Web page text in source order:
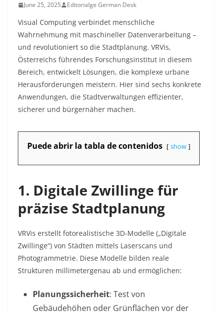
June 25, 2025 Editorialge German Desk
Visual Computing verbindet menschliche
Wahrnehmung mit maschineller Datenverarbeitung –
und revolutioniert so die Stadtplanung. VRVis,
Österreichs führendes Forschungsinstitut in diesem
Bereich, entwickelt Lösungen, die komplexe urbane
Herausforderungen meistern. Hier sind sechs konkrete
Anwendungen, die Stadtverwaltungen effizienter,
sicherer und bürgernäher machen.
Puede abrir la tabla de contenidos show
1. Digitale Zwillinge für
präzise Stadtplanung
VRVis erstellt fotorealistische 3D-Modelle („Digitale
Zwillinge“) von Städten mittels Laserscans und
Photogrammetrie. Diese Modelle bilden reale
Strukturen millimetergenau ab und ermöglichen:
Planungssicherheit: Test von
Gebäudehöhen oder Grünflächen vor der